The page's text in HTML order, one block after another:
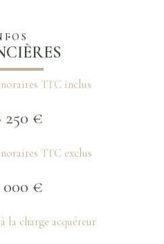
TTC inclus
250 €
TTC exclus
000 €
la charge acquéreur